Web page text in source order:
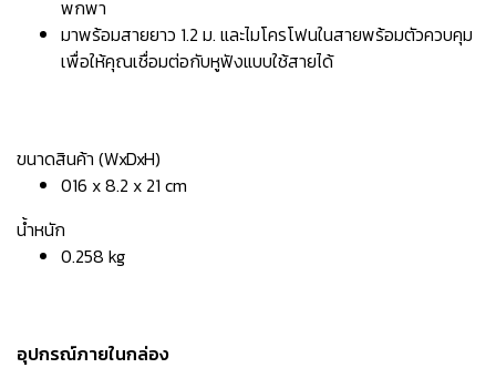
พกพา
มาพร้อมสายยาว 1.2 ม. และไมโครโฟนในสายพร้อมตัวควบคุม
เพื่อให้คุณเชื่อมต่อกับหูฟังแบบใช้สายได้
ขนาดสินค้า (WxDxH)
016 x 8.2 x 21 cm
น้ำหนัก
0.258 kg
อุปกรณ์ภายในกล่อง